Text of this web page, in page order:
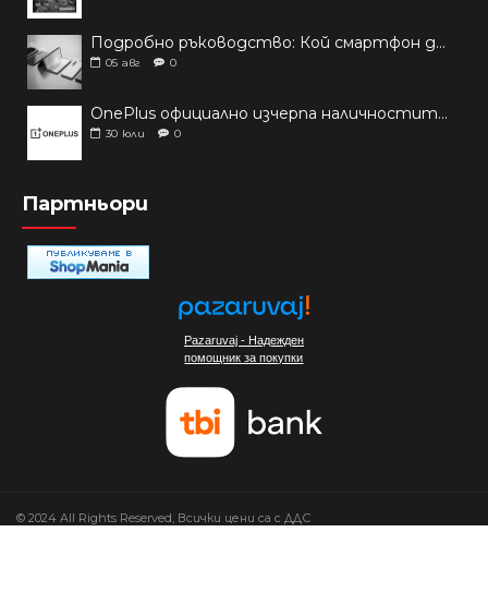
Подробно ръководство: Кой смартфон да купиш през 2026 г.?
05 авг 0
OnePlus официално изчерпа наличностите си от телефони на основни пазари
30 юли 0
Партньори
Pazaruvaj - Надежден
помощник за покупки
© 2024 All Rights Reserved, Всички цени са с ДДС